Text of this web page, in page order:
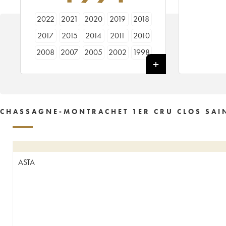
2022 2021 2020 2019
2018
2017
2015 2014 2011
2010
2008
2007 2005 2002
1998
CHASSAGNE-MONTRACHET 1ER CRU CLOS
ASTA